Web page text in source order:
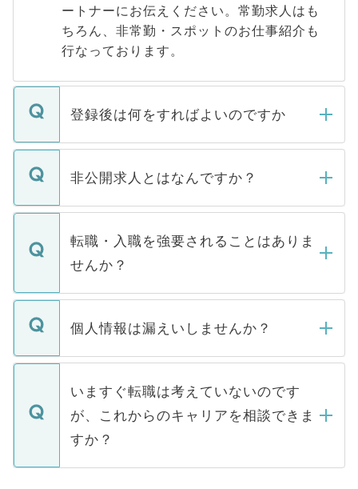
ートナーにお伝えください。常勤求人はも
ちろん、非常勤・スポットのお仕事紹介も
行なっております。
登録後は何をすればよいのですか
ご登録いただきましたら、弊社担当者がご
登録内容を確認し、その後メールもしくは
ます。通常、5営業日以内にはご連絡をせて
いただきますので、しばらくお待ちくださ
非公開求人とはなんですか？
マイナビDOCTORで取り扱っている求人の
うち約3割は、Webサイトからご覧いただ
けない「非公開求人」です。非公開求人は
下記の理由によって、一般には公開してい
ません。
■応募殺到を避けるため 人気のある医療機
関を公にしてしまうと、応募が殺到する場
に、医療機関が求める条件に合った人材の
みを人材紹介会社に依頼するケースが増え
ています。
転職・入職を強要されることはありま
せんか？
転職・入職を強要することは一切ありませ
ん。また、仮に応募先から内定をいただい
定を承諾する必要はありません。内定先へ
の辞退の連絡はキャリアパートナーが行い
個人情報は漏えいしませんか？
個人情報が漏えいすることはありませんの
で、ご安心ください。当サイトからの登録
などで収集したご登録者様の個人情報は、
ご本人のキャリアアップおよび転職活動の
支援を目的に使用いたします。お預かりし
ているすべての個人データはご本人の許可
いますぐ転職は考えていないのです
が、これからのキャリアを相談できま
すか？